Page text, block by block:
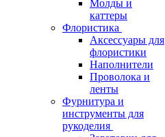
Молды и
каттеры
Флористика
Аксессуары для
флористики
Наполнители
Проволока и
ленты
Фурнитура и
инструменты для
рукоделия